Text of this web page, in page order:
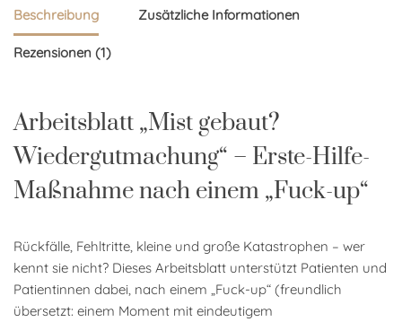
Beschreibung Zusätzliche Informationen
Rezensionen (1)
Arbeitsblatt „Mist gebaut?
Wiedergutmachung“ – Erste-Hilfe-
Maßnahme nach einem „Fuck-up“
Rückfälle, Fehltritte, kleine und große Katastrophen – wer
kennt sie nicht? Dieses Arbeitsblatt unterstützt Patienten und
Patientinnen dabei, nach einem „Fuck-up“ (freundlich
übersetzt: einem Moment mit eindeutigem